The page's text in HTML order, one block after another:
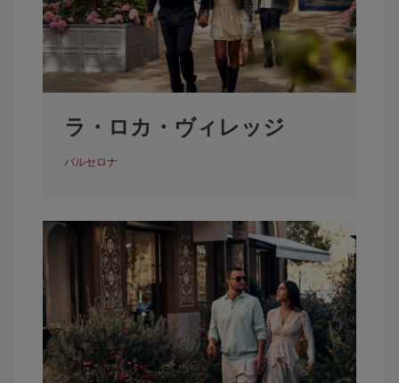
ラ・ロカ・ヴィレッジ
バルセロナ